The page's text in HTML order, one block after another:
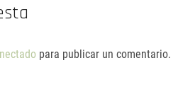
para publicar un comentario.